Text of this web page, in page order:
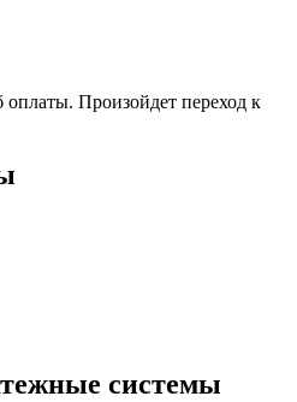
Произойдет переход к
системы